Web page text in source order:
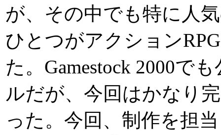
が、その中でも特に人
ひとつがアクション
た。Gamestock 2000で
ルだが、今回はかなり
った。今回、制作を担当